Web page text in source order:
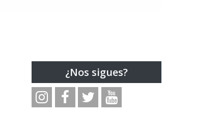
¿Nos sigues?